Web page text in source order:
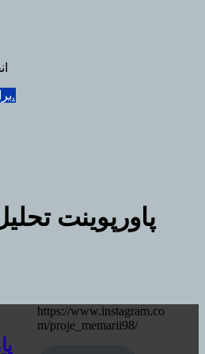
برای سفارش پروژه کلیک کنید.
پاورپوینت
https://www.instagram.co
m/proje_memarii98/